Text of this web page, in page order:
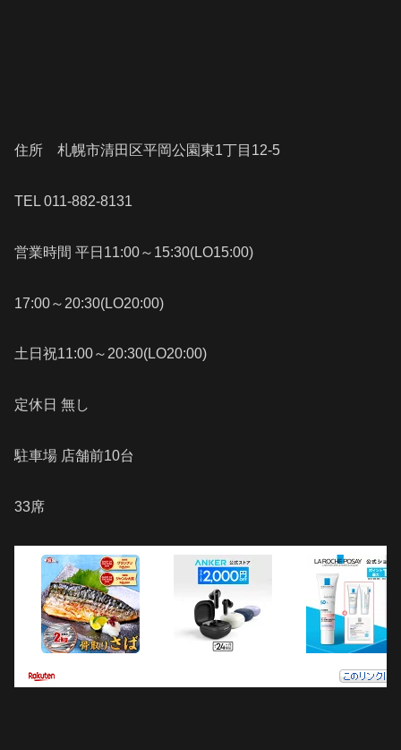
住所 札幌市清田区平岡公園東1丁目12-5
TEL 011-882-8131
営業時間 平日11:00～15:30(LO15:00)
17:00～20:30(LO20:00)
土日祝11:00～20:30(LO20:00)
定休日 無し
駐車場 店舗前10台
33席